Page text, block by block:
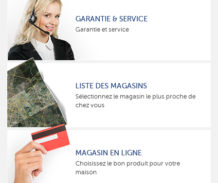
GARANTIE & SERVICE
Garantie et service
LISTE DES MAGASINS
Sélectionnez le magasin le plus proche de
chez vous
MAGASIN EN LIGNE
Choisissez le bon produit pour votre
maison